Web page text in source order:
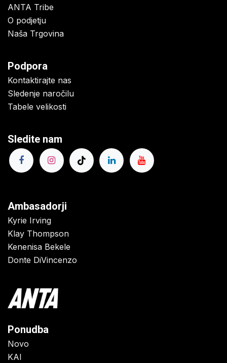
ANTA Tribe
O podjetju
Naša Trgovina
Podpora
Kontaktirajte nas
Sledenje naročilu
Tabele velikosti
Sledite nam
Ambasadorji
Kyrie Irving
Klay Thompson
Kenenisa Bekele
Donte DiVincenzo
Ponudba
Novo
KAI